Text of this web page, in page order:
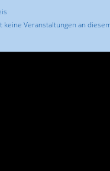
keine Veranstaltungen an